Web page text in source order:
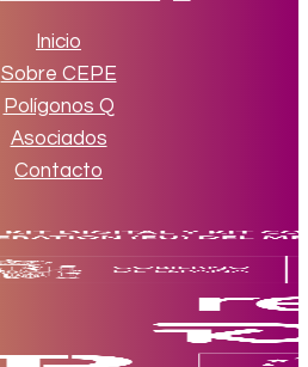
Inicio
Sobre CEPE
Polígonos Q
Asociados
Contacto